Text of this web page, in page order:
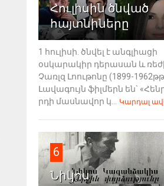
Հուլիսին ծնված
հայտնիները
1 հուլիսի. ծնվել է անգլիացի
օսկարակիր դերասան և
Չառլզ Լոութոնը (1899-
Լավագույն ֆիլմերն են`
րդի մասնավոր կ...
Կարդալ
6
Նիկոս